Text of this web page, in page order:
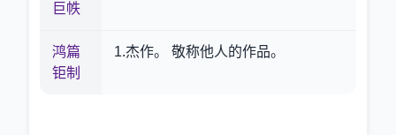
巨帙
鸿篇
钜制
1.杰作。 敬称他人的作品。